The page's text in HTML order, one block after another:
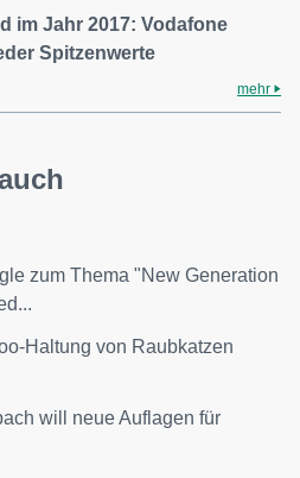
im Jahr 2017: Vodafone
Spitzenwerte
mehr
zum Thema "New Generation
Haltung von Raubkatzen
will neue Auflagen für